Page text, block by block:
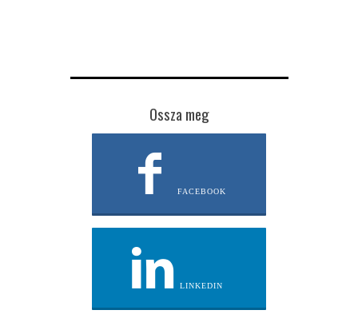
Ossza meg
FACEBOOK
LINKEDIN